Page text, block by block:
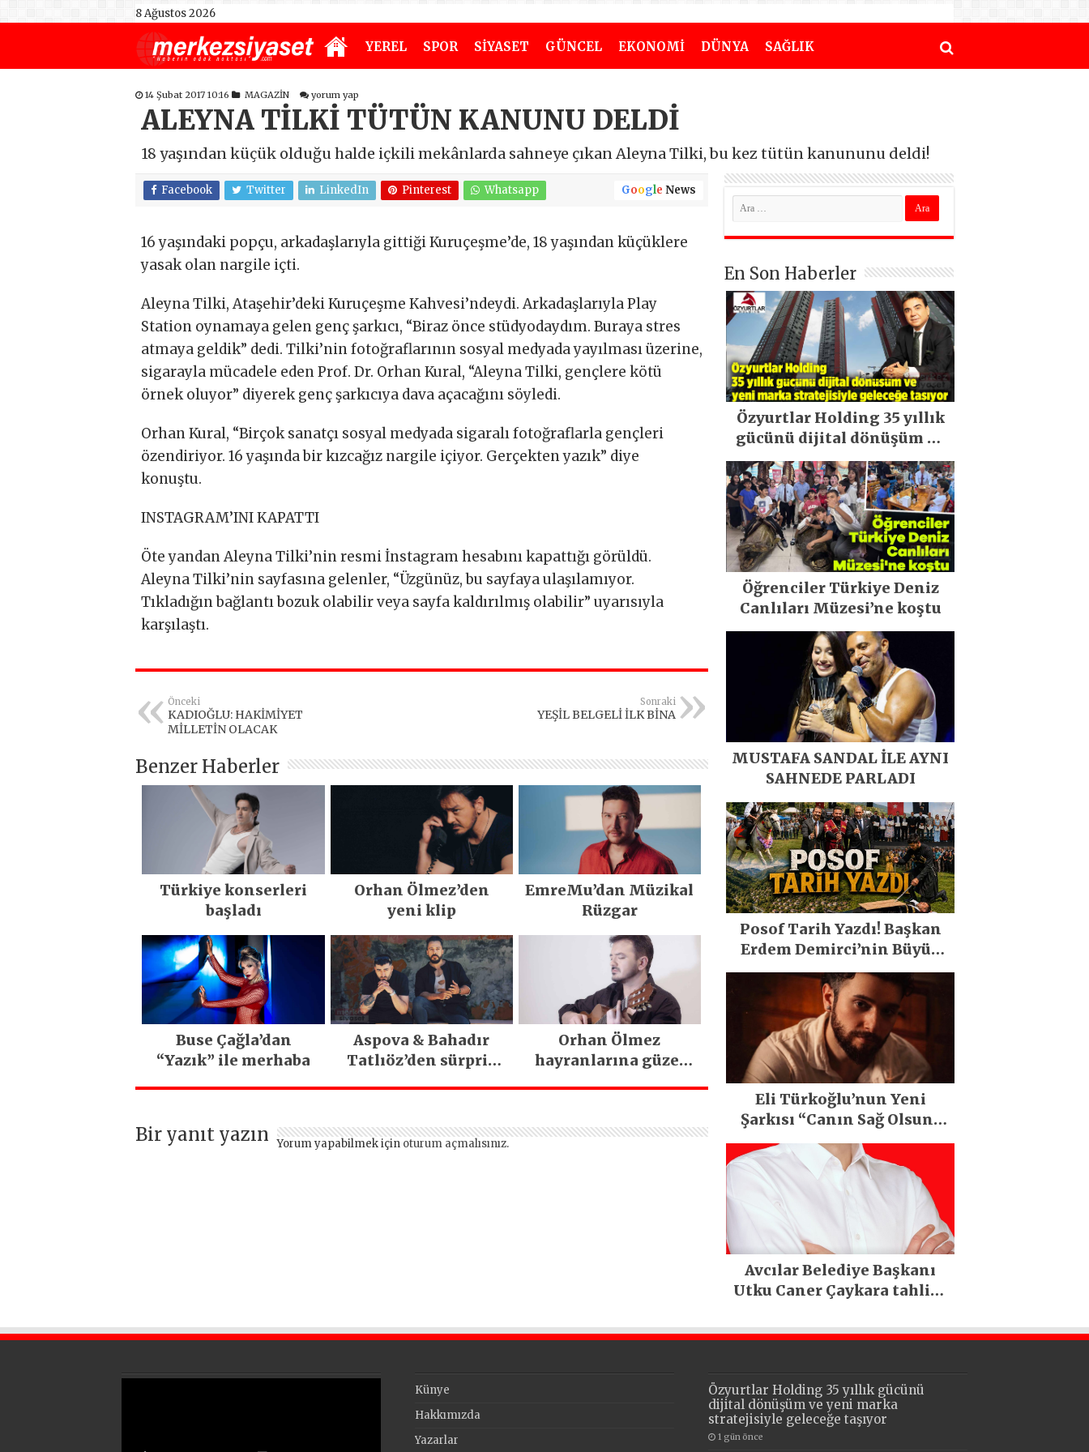
8 Ağustos 2026
YEREL SPOR SİYASET GÜNCEL EKONOMİ DÜNYA SAĞLIK
14 Şubat 2017 10:16 MAGAZİN yorum yap
ALEYNA TİLKİ TÜTÜN KANUNU DELDİ
18 yaşından küçük olduğu halde içkili mekânlarda sahneye çıkan Aleyna Tilki, bu kez tütün kanununu deldi!
Facebook Twitter LinkedIn Pinterest Whatsapp Google News
16 yaşındaki popçu, arkadaşlarıyla gittiği Kuruçeşme’de, 18 yaşından küçüklere
yasak olan nargile içti.
Aleyna Tilki, Ataşehir’deki Kuruçeşme Kahvesi’ndeydi. Arkadaşlarıyla Play
Station oynamaya gelen genç şarkıcı, “Biraz önce stüdyodaydım. Buraya stres
atmaya geldik” dedi. Tilki’nin fotoğraflarının sosyal medyada yayılması üzerine,
sigarayla mücadele eden Prof. Dr. Orhan Kural, “Aleyna Tilki, gençlere kötü
örnek oluyor” diyerek genç şarkıcıya dava açacağını söyledi.
Orhan Kural, “Birçok sanatçı sosyal medyada sigaralı fotoğraflarla gençleri
özendiriyor. 16 yaşında bir kızcağız nargile içiyor. Gerçekten yazık” diye
konuştu.
INSTAGRAM’INI KAPATTI
Öte yandan Aleyna Tilki’nin resmi İnstagram hesabını kapattığı görüldü.
Aleyna Tilki’nin sayfasına gelenler, “Üzgünüz, bu sayfaya ulaşılamıyor.
Tıkladığın bağlantı bozuk olabilir veya sayfa kaldırılmış olabilir” uyarısıyla
karşılaştı.
Önceki
KADIOĞLU: HAKİMİYET
MİLLETİN OLACAK
Sonraki
YEŞİL BELGELİ İLK BİNA
Benzer Haberler
Türkiye konserleri
başladı
Orhan Ölmez’den
yeni klip
EmreMu’dan Müzikal
Rüzgar
Buse Çağla’dan
“Yazık” ile merhaba
Aspova & Bahadır
Tatlıöz’den sürpriz
Orhan Ölmez
hayranlarına güzel
Bir yanıt yazın Yorum yapabilmek için oturum açmalısınız.
En Son Haberler
Özyurtlar Holding 35 yıllık
gücünü dijital dönüşüm ve
yeni marka stratejisiyle
geleceğe taşıyor
Öğrenciler Türkiye Deniz
Canlıları Müzesi’ne koştu
MUSTAFA SANDAL İLE AYNI
SAHNEDE PARLADI
Posof Tarih Yazdı! Başkan
Erdem Demirci’nin Büyük
Emeğiyle Son Yılların En
Büyük Festivali Gerçekleşti
Eli Türkoğlu’nun Yeni
Şarkısı “Canın Sağ Olsun”
Büyük İlgi Gördü!..
Avcılar Belediye Başkanı
Utku Caner Çaykara tahliye
Künye
Hakkımızda
Yazarlar
Özyurtlar Holding 35 yıllık gücünü
dijital dönüşüm ve yeni marka
stratejisiyle geleceğe taşıyor
1 gün önce